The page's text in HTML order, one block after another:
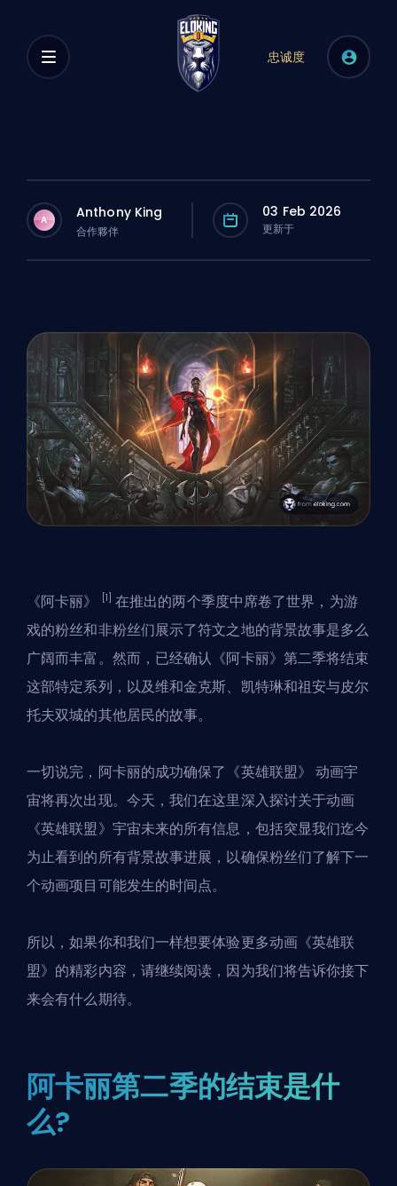
忠诚度
A Anthony King
合作夥伴
03 Feb 2026
更新于
《阿卡丽》 [1] 在推出的两个季度中席卷了世界，为游
戏的粉丝和非粉丝们展示了符文之地的背景故事是多么
广阔而丰富。然而，已经确认《阿卡丽》 第二季将结束
这部特定系列，以及维和金克斯、凯特琳和祖安与皮尔
托夫双城的其他居民的故事。
一切说完，阿卡丽的成功确保了 《英雄联盟》 动画宇
宙将再次出现。今天，我们在这里深入探讨关于动画
《英雄联盟》宇宙未来的所有信息，包括突显我们迄今
为止看到的所有背景故事进展，以确保粉丝们了解下一
个动画项目可能发生的时间点。
所以，如果你和我们一样想要体验更多动画《英雄联
盟》的精彩内容，请继续阅读，因为我们将告诉你接下
来会有什么期待。
阿卡丽第二季的结束是什
么?